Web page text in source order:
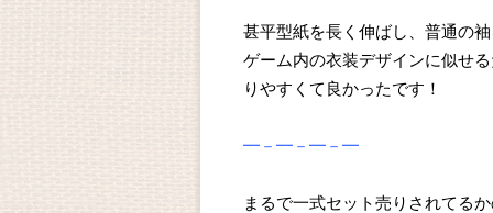
甚平型紙を長く伸ばし、普通の
ゲーム内の衣装デザインに似せ
りやすくて良かったです！
━－━－━－━
まるで一式セット売りされてる